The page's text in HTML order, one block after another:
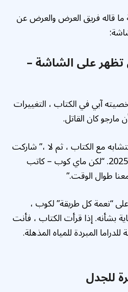
ما قاله فريق العرض والعرض عن
تظهر على الشاشة –
آبي في الكتاب ، التغييرات
كان القاتل.
مع الكتاب ، ثم لا ،” شاركت
في يونيو 2025. “لكن ماي كوب – كاتب
طوال الوقت.”
“نعمة كل طريقة” لكوب ،
بشأنه. إذا قرأت الكتاب ، فأنت
المبردة للمياه المذهلة.
للجدل